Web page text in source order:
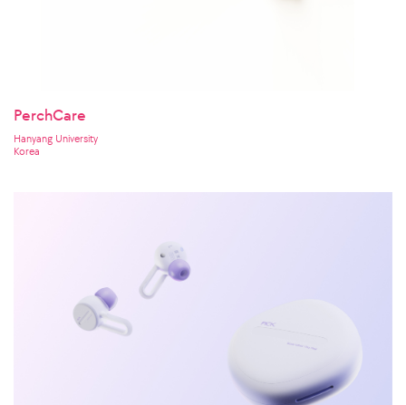
PerchCare
Hanyang University
Korea